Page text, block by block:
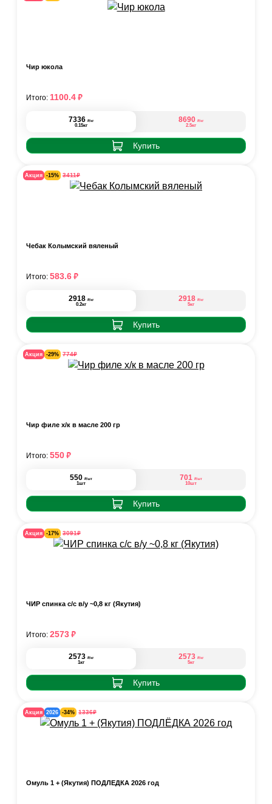
Чир юкола
7336 ₽/кг
0.15кг
8690 ₽/кг
2.5кг
Купить
Итого: 1100.4₽
Акция -15% 3411₽
Чебак Колымский вяленый
2918 ₽/кг
0.2кг
2918 ₽/кг
5кг
Купить
Итого: 583.6₽
Акция -29% 774₽
Чир филе х/к в масле 200 гр
550 ₽/шт
1шт
701 ₽/шт
10шт
Купить
Итого: 550₽
Акция -17% 3091₽
ЧИР спинка с/с в/у ~0,8 кг (Якутия)
2573 ₽/кг
1кг
2573 ₽/кг
5кг
Купить
Итого: 2573₽
Акция 2026 -34% 1336₽
Омуль 1 + (Якутия) ПОДЛЁДКА 2026 год